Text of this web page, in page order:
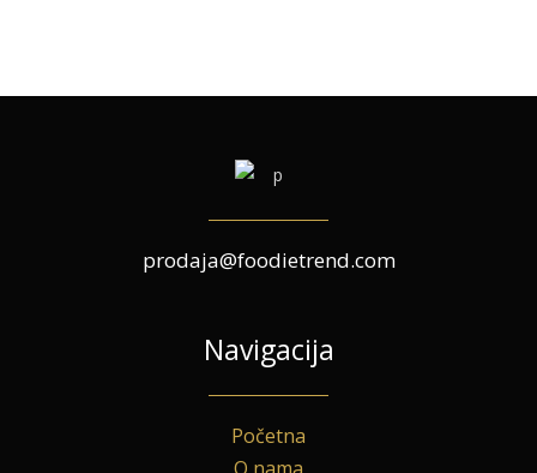
prodaja@foodietrend.com
Navigacija
Početna